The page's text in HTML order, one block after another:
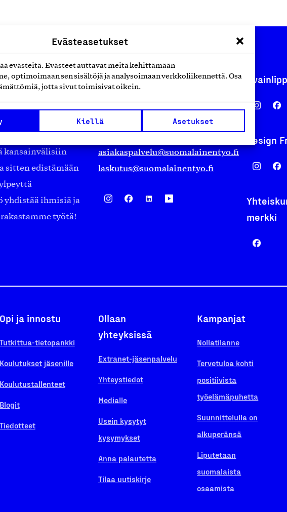
Evästeasetukset
evästeitä. Evästeet auttavat meitä kehittämään
optimoimaan sen sisältöjä ja analysoimaan verkkoliikennettä. Osa
jotta sivut toimisivat oikein.
Kiellä Asetukset
kansainvälisiin
sitten edistämään
yhdistää ihmisiä ja
työtä!
Suomalainen työ ry
00130 Helsinki
asiakaspalvelu@suomalainentyo.fi
laskutus@suomalainentyo.fi
Design
merkki
Opi ja innostu
Tutkittua-tietopankki
Koulutukset jäsenille
Koulutustallenteet
Blogit
Tiedotteet
Ollaan
yhteyksissä
Extranet-jäsenpalvelu
Yhteystiedot
Medialle
Usein kysytyt
kysymykset
Anna palautetta
Tilaa uutiskirje
Kampanjat
Nollatilanne
Tervetuloa kohti
positiivista
työelämäpuhetta
Suunnittelulla on
alkuperänsä
Liputetaan
suomalaista
osaamista